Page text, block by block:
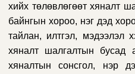
хийх төлөвлөгөөт хяналт
байнгын хороо, нэг дэд
тайлан, илтгэл, мэдээлэл
хяналт шалгалтын бусад
хяналтын сонсгол, нэр